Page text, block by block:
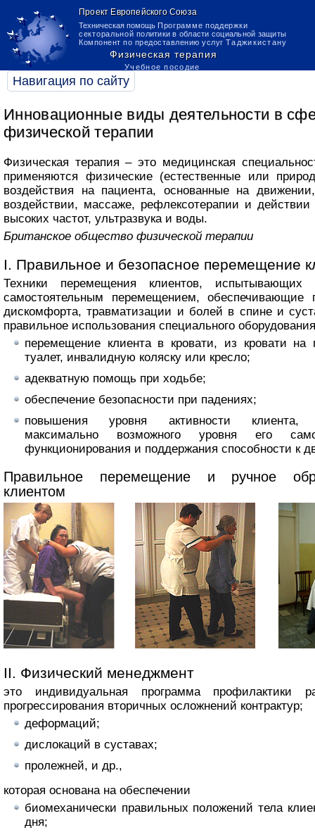
Навигация по сайту
Инновационные виды деятельности в
физической терапии
Физическая терапия – это медицинская
применяются физические (естественные или
воздействия на пациента, основанные на
воздействии, массаже, рефлексотерапии и действии
высоких частот, ультразвука и воды.
Британское общество физической терапии
I. Правильное и безопасное перемещение
Техники перемещения клиентов, испытывающих
самостоятельным перемещением, обеспечивающие
дискомфорта, травматизации и болей в спине и
правильное использования специального
перемещение клиента в кровати, из кровати на
туалет, инвалидную коляску или кресло;
адекватную помощь при ходьбе;
обеспечение безопасности при падениях;
повышения уровня активности клиента,
максимально возможного уровня его
функционирования и поддержания способности к
Правильное перемещение и ручное
клиентом
II. Физический менеджмент
это индивидуальная программа профилактики
прогрессирования вторичных осложнений контрактур;
деформаций;
дислокаций в суставах;
пролежней, и др.,
которая основана на обеспечении
биомеханически правильных положений тела
дня;